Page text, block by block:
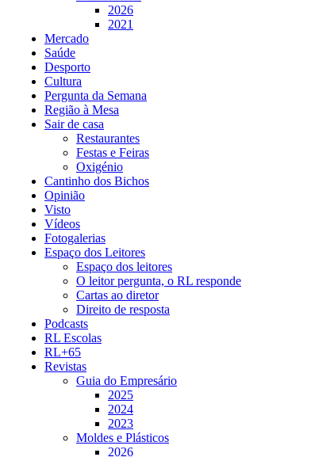
2026
2021
Mercado
Saúde
Desporto
Cultura
Pergunta da Semana
Região à Mesa
Sair de casa
Restaurantes
Festas e Feiras
Oxigénio
Cantinho dos Bichos
Opinião
Visto
Vídeos
Fotogalerias
Espaço dos Leitores
Espaço dos leitores
O leitor pergunta, o RL responde
Cartas ao diretor
Direito de resposta
Podcasts
RL Escolas
RL+65
Revistas
Guia do Empresário
2025
2024
2023
Moldes e Plásticos
2026